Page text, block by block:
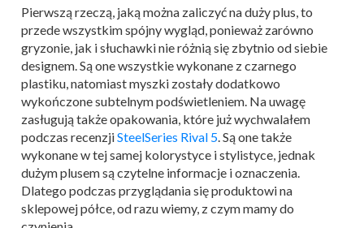
Pierwszą rzeczą, jaką można zaliczyć na duży plus, to
przede wszystkim spójny wygląd, ponieważ zarówno
gryzonie, jak i słuchawki nie różnią się zbytnio od siebie
designem. Są one wszystkie wykonane z czarnego
plastiku, natomiast myszki zostały dodatkowo
wykończone subtelnym podświetleniem. Na uwagę
zasługują także opakowania, które już wychwalałem
podczas recenzjiSteelSeries Rival 5. Są one także
wykonane w tej samej kolorystyce i stylistyce, jednak
dużym plusem są czytelne informacje i oznaczenia.
Dlatego podczas przyglądania się produktowi na
sklepowej półce, od razu wiemy, z czym mamy do